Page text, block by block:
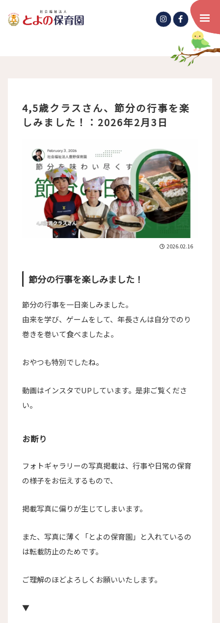
4,5歳クラスさん、節分の行事を楽
しみました！：2026年2月3日
2026.02.16
節分の行事を楽しみました！
節分の行事を一日楽しみました。
由来を学び、ゲームをして、年長さんは自分でのり
巻きを巻いて食べましたよ。
おやつも特別でしたね。
動画はインスタでUPしています。是非ご覧くださ
い。
お断り
フォトギャラリーの写真掲載は、行事や日常の保育
の様子をお伝えするもので、
掲載写真に偏りが生じてしまいます。
また、写真に薄く「とよの保育園」と入れているの
は転載防止のためです。
ご理解のほどよろしくお願いいたします。
▼